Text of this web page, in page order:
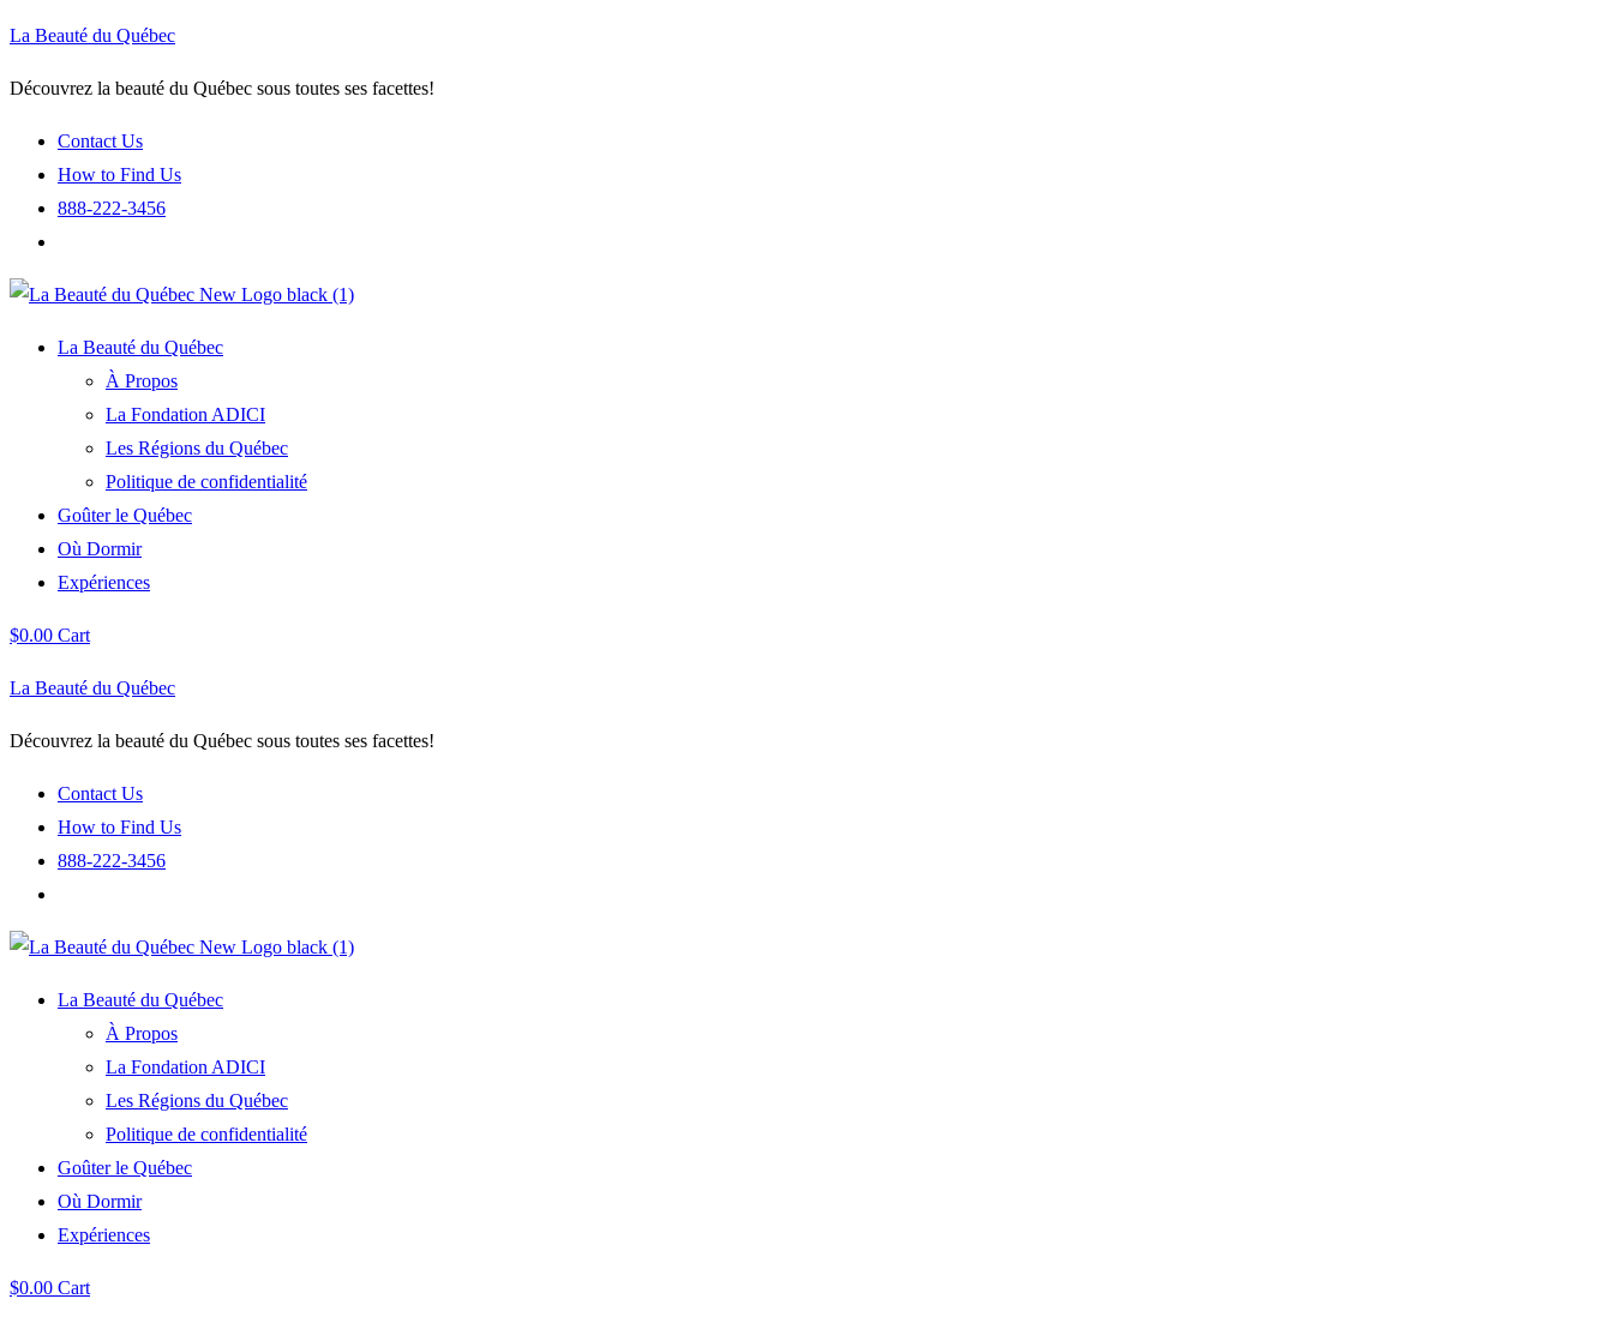
La Beauté du Québec
Découvrez la beauté du Québec sous toutes ses facettes!
Contact Us
How to Find Us
888-222-3456
La Beauté du Québec
À Propos
La Fondation ADICI
Les Régions du Québec
Politique de confidentialité
Goûter le Québec
Où Dormir
Expériences
$0.00 Cart
La Beauté du Québec
Découvrez la beauté du Québec sous toutes ses facettes!
Contact Us
How to Find Us
888-222-3456
La Beauté du Québec
À Propos
La Fondation ADICI
Les Régions du Québec
Politique de confidentialité
Goûter le Québec
Où Dormir
Expériences
$0.00 Cart